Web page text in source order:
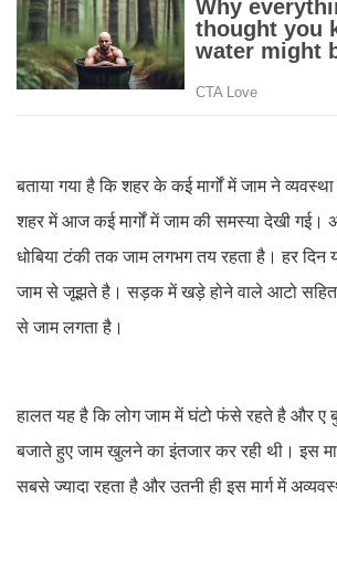
बताया गया है कि शहर के कई मार्गों में जाम ने
शहर में आज कई मार्गों में जाम की समस्या देखी गई।
धोबिया टंकी तक जाम लगभग तय रहता है। हर दिन
जाम से जूझते है। सड़क में खड़े होने वाले आटो सहित
से जाम लगता है।
हालत यह है कि लोग जाम में घंटो फंसे रहते है और
बजाते हुए जाम खुलने का इंतजार कर रही थी। इस
सबसे ज्यादा रहता है और उतनी ही इस मार्ग में